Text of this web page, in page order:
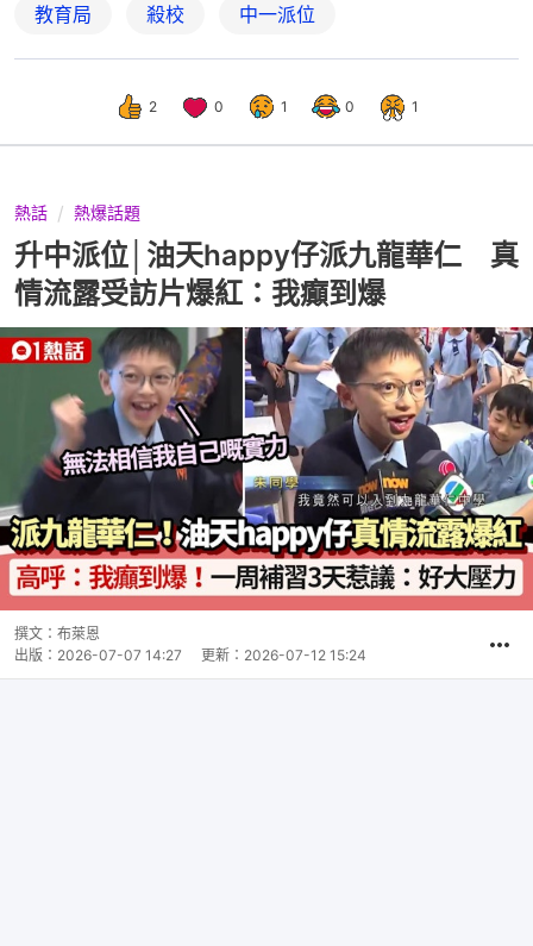
教育局 殺校 中一派位
2 0 1 0 1
熱話 熱爆話題
升中派位│油天happy仔派九龍華仁 真
情流露受訪片爆紅：我癲到爆
撰文： 布萊恩
出版： 2026-07-07 14:27 更新： 2026-07-12 15:24